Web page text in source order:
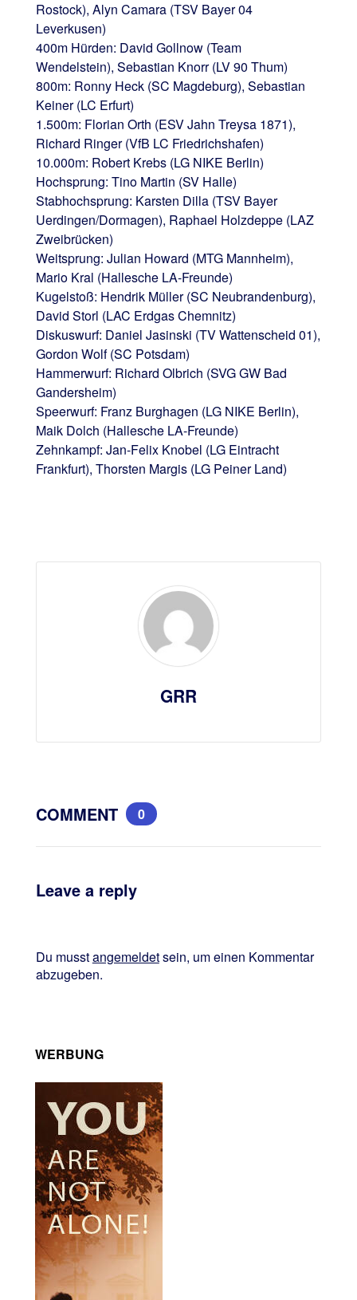
Rostock), Alyn Camara (TSV Bayer 04
Leverkusen)
400m Hürden: David Gollnow (Team
Wendelstein), Sebastian Knorr (LV 90 Thum)
800m: Ronny Heck (SC Magdeburg), Sebastian
Keiner (LC Erfurt)
1.500m: Florian Orth (ESV Jahn Treysa 1871),
Richard Ringer (VfB LC Friedrichshafen)
10.000m: Robert Krebs (LG NIKE Berlin)
Hochsprung: Tino Martin (SV Halle)
Stabhochsprung: Karsten Dilla (TSV Bayer
Uerdingen/Dormagen), Raphael Holzdeppe (LAZ
Zweibrücken)
Weitsprung: Julian Howard (MTG Mannheim),
Mario Kral (Hallesche LA-Freunde)
Kugelstoß: Hendrik Müller (SC Neubrandenburg),
David Storl (LAC Erdgas Chemnitz)
Diskuswurf: Daniel Jasinski (TV Wattenscheid 01),
Gordon Wolf (SC Potsdam)
Hammerwurf: Richard Olbrich (SVG GW Bad
Gandersheim)
Speerwurf: Franz Burghagen (LG NIKE Berlin),
Maik Dolch (Hallesche LA-Freunde)
Zehnkampf: Jan-Felix Knobel (LG Eintracht
Frankfurt), Thorsten Margis (LG Peiner Land)
GRR
COMMENT 0
Leave a reply
Du musstangemeldetsein, um einen Kommentar
abzugeben.
WERBUNG